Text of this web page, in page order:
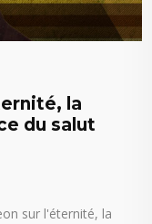
la
du salut
sur l'éternité, la